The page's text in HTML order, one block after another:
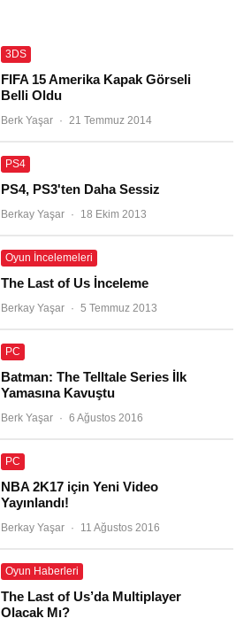
3DS
FIFA 15 Amerika Kapak Görseli
Belli Oldu
Berk Yaşar · 21 Temmuz 2014
PS4
PS4, PS3'ten Daha Sessiz
Berkay Yaşar · 18 Ekim 2013
Oyun İncelemeleri
The Last of Us İnceleme
Berkay Yaşar · 5 Temmuz 2013
PC
Batman: The Telltale Series İlk
Yamasına Kavuştu
Berk Yaşar · 6 Ağustos 2016
PC
NBA 2K17 için Yeni Video
Yayınlandı!
Berkay Yaşar · 11 Ağustos 2016
Oyun Haberleri
The Last of Us’da Multiplayer
Olacak Mı?